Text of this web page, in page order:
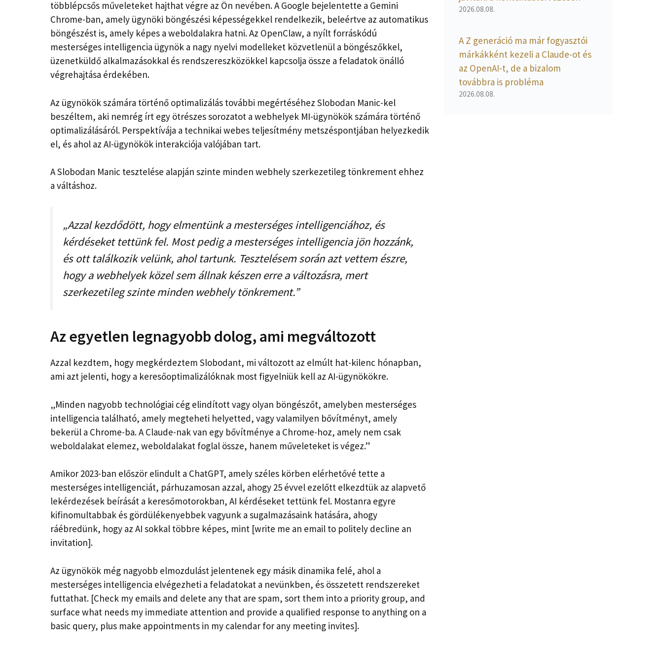
többlépcsős műveleteket hajthat végre az Ön nevében. A Google bejelentette a Gemini
Chrome-ban, amely ügynöki böngészési képességekkel rendelkezik, beleértve az automatikus
böngészést is, amely képes a weboldalakra hatni. Az OpenClaw, a nyílt forráskódú
mesterséges intelligencia ügynök a nagy nyelvi modelleket közvetlenül a böngészőkkel,
üzenetküldő alkalmazásokkal és rendszereszközökkel kapcsolja össze a feladatok önálló
végrehajtása érdekében.
Az ügynökök számára történő optimalizálás további megértéséhez Slobodan Manic-kel
beszéltem, aki nemrég írt egy ötrészes sorozatot a webhelyek MI-ügynökök számára történő
optimalizálásáról. Perspektívája a technikai webes teljesítmény metszéspontjában helyezkedik
el, és ahol az AI-ügynökök interakciója valójában tart.
A Slobodan Manic tesztelése alapján szinte minden webhely szerkezetileg tönkrement ehhez
a váltáshoz.
„Azzal kezdődött, hogy elmentünk a mesterséges intelligenciához, és
kérdéseket tettünk fel. Most pedig a mesterséges intelligencia jön hozzánk,
és ott találkozik velünk, ahol tartunk. Tesztelésem során azt vettem észre,
hogy a webhelyek közel sem állnak készen erre a változásra, mert
szerkezetileg szinte minden webhely tönkrement.”
Az egyetlen legnagyobb dolog, ami megváltozott
Azzal kezdtem, hogy megkérdeztem Slobodant, mi változott az elmúlt hat-kilenc hónapban,
ami azt jelenti, hogy a keresőoptimalizálóknak most figyelniük kell az AI-ügynökökre.
„Minden nagyobb technológiai cég elindított vagy olyan böngészőt, amelyben mesterséges
intelligencia található, amely megteheti helyetted, vagy valamilyen bővítményt, amely
bekerül a Chrome-ba. A Claude-nak van egy bővítménye a Chrome-hoz, amely nem csak
weboldalakat elemez, weboldalakat foglal össze, hanem műveleteket is végez.”
Amikor 2023-ban először elindult a ChatGPT, amely széles körben elérhetővé tette a
mesterséges intelligenciát, párhuzamosan azzal, ahogy 25 évvel ezelőtt elkezdtük az alapvető
lekérdezések beírását a keresőmotorokban, AI kérdéseket tettünk fel. Mostanra egyre
kifinomultabbak és gördülékenyebbek vagyunk a sugalmazásaink hatására, ahogy
ráébredünk, hogy az AI sokkal többre képes, mint [write me an email to politely decline an
invitation].
Az ügynökök még nagyobb elmozdulást jelentenek egy másik dinamika felé, ahol a
mesterséges intelligencia elvégezheti a feladatokat a nevünkben, és összetett rendszereket
futtathat. [Check my emails and delete any that are spam, sort them into a priority group, and
surface what needs my immediate attention and provide a qualified response to anything on a
basic query, plus make appointments in my calendar for any meeting invites].
2026.08.08.
A Z generáció ma már fogyasztói
márkákként kezeli a Claude-ot és
az OpenAI-t, de a bizalom
továbbra is probléma
2026.08.08.